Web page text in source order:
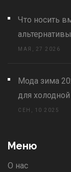
Что носить
МАЯ, 27 2026
Мода зима
для
СЕН, 10 2025
Меню
О нас